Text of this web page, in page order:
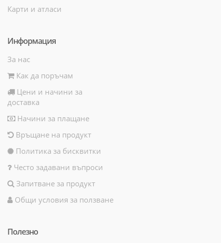
Карти и атласи
Информация
За нас
Как да поръчам
Цени и начини за
доставка
Начини за плащане
Връщане на продукт
Политика за бисквитки
Често задавани въпроси
Запитване за продукт
Общи условия за ползване
Полезно